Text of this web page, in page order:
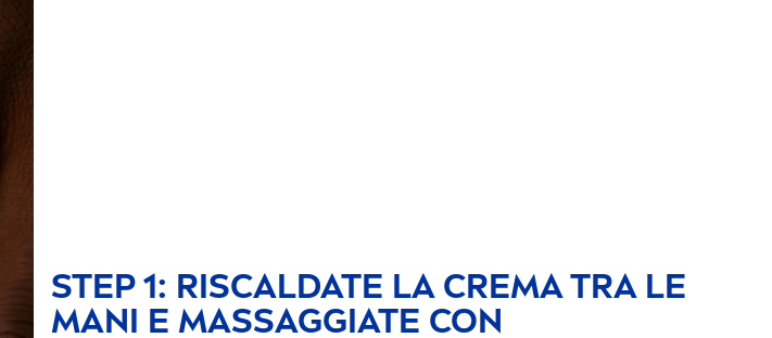
STEP 1: RISCALDATE LA CREMA TRA LE
MANI E MASSAGGIATE CON